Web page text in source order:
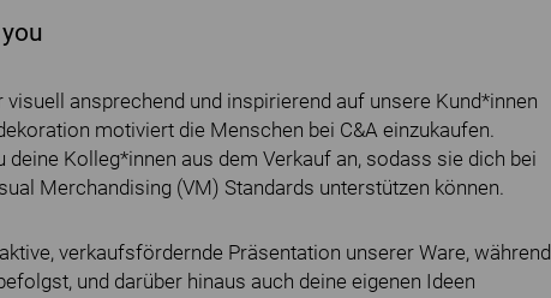
visuell ansprechend und inspirierend auf unsere Kund*innen
motiviert die Menschen bei C&A einzukaufen.
deine Kolleg*innen aus dem Verkauf an, sodass sie dich bei
Merchandising (VM) Standards unterstützen können.
verkaufsfördernde Präsentation unserer Ware, während
und darüber hinaus auch deine eigenen Ideen